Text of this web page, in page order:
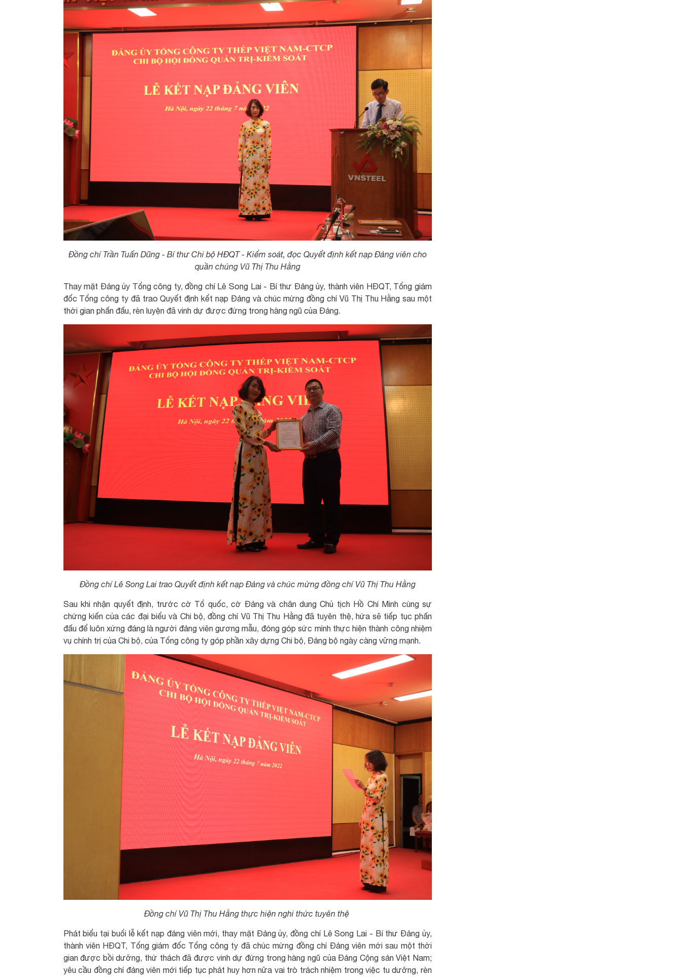
Đồng chí Trần Tuấn Dũng - Bí thư Chi bộ HĐQT - Kiểm soát, đọc Quyết định kết nạp Đảng viên cho
quần chúng Vũ Thị Thu Hằng
Thay mặt Đảng ủy Tổng công ty, đồng chí Lê Song Lai - Bí thư Đảng ủy, thành viên HĐQT, Tổng giám
đốc Tổng công ty đã trao Quyết định kết nạp Đảng và chúc mừng đồng chí Vũ Thị Thu Hằng sau một
thời gian phấn đấu, rèn luyện đã vinh dự được đứng trong hàng ngũ của Đảng.
Đồng chí Lê Song Lai trao Quyết định kết nạp Đảng và chúc mừng đồng chí Vũ Thị Thu Hằng
Sau khi nhận quyết định, trước cờ Tổ quốc, cờ Đảng và chân dung Chủ tịch Hồ Chí Minh cùng sự
chứng kiến của các đại biểu và Chi bộ, đồng chí Vũ Thị Thu Hằng đã tuyên thệ, hứa sẽ tiếp tục phấn
đấu để luôn xứng đáng là người đảng viên gương mẫu, đóng góp sức mình thực hiện thành công nhiệm
vụ chính trị của Chi bộ, của Tổng công ty góp phần xây dựng Chi bộ, Đảng bộ ngày càng vững mạnh.
Đồng chí Vũ Thị Thu Hằng thực hiện nghi thức tuyên thệ
Phát biểu tại buổi lễ kết nạp đảng viên mới, thay mặt Đảng ủy, đồng chí Lê Song Lai - Bí thư Đảng ủy,
thành viên HĐQT, Tổng giám đốc Tổng công ty đã chúc mừng đồng chí Đảng viên mới sau một thời
gian được bồi dưỡng, thử thách đã được vinh dự đứng trong hàng ngũ của Đảng Cộng sản Việt Nam;
yêu cầu đồng chí đảng viên mới tiếp tục phát huy hơn nữa vai trò trách nhiệm trong việc tu dưỡng, rèn